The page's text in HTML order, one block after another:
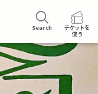
Search
チケットを
使う